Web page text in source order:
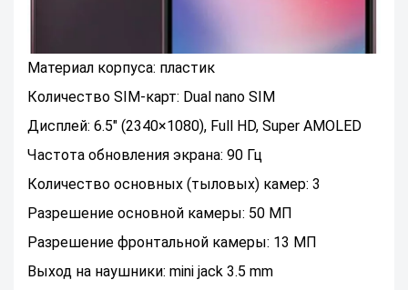
Материал корпуса: пластик
Количество SIM-карт: Dual nano SIM
Дисплей: 6.5" (2340×1080), Full HD, Super AMOLED
Частота обновления экрана: 90 Гц
Количество основных (тыловых) камер: 3
Разрешение основной камеры: 50 МП
Разрешение фронтальной камеры: 13 МП
Выход на наушники: mini jack 3.5 mm